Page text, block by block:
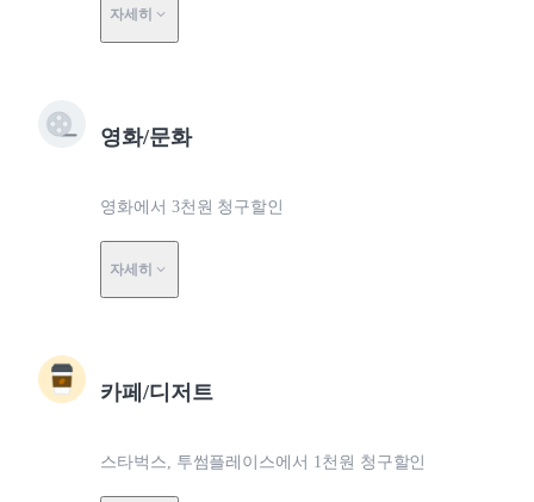
자세히
영화/문화
영화에서 3천원 청구할인
자세히
카페/디저트
스타벅스, 투썸플레이스에서 1천원 청구할인